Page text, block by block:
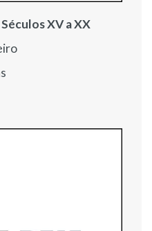
XV a XX